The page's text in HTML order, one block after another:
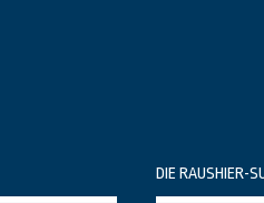
DIE RAUSHIER-